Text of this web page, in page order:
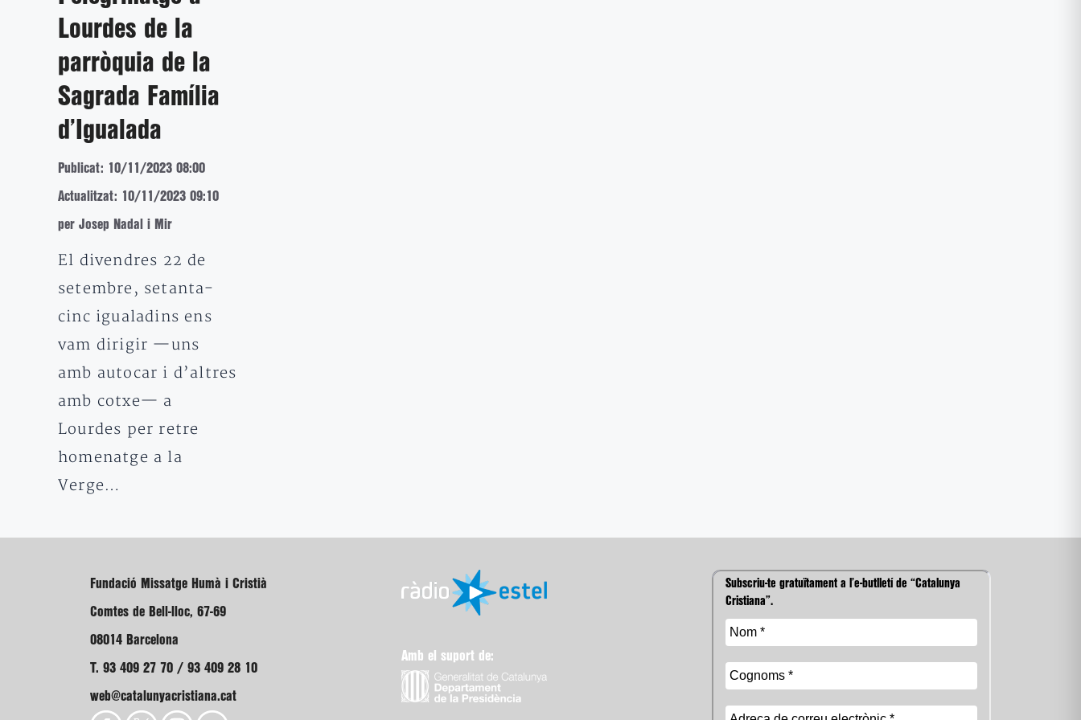
Lourdes de la
parròquia de la
Sagrada Família
d’Igualada
Publicat: 10/11/2023 08:00
Actualitzat: 10/11/2023 09:10
per Josep Nadal i Mir
El divendres 22 de
setembre, setanta-
cinc igualadins ens
vam dirigir —uns
amb autocar i d’altres
amb cotxe— a
Lourdes per retre
homenatge a la
Verge…
Fundació Missatge Humà i Cristià
Comtes de Bell-lloc, 67-69
08014 Barcelona
T. 93 409 27 70 / 93 409 28 10
web@catalunyacristiana.cat
Amb el suport de:
Subscriu-te gratuïtament a l’e-butlletí de “Catalunya
Cristiana”.